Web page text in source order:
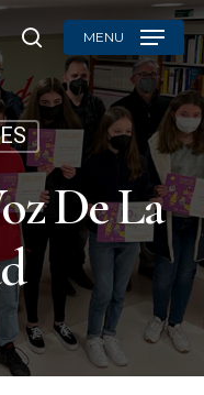
searchMENU
De La